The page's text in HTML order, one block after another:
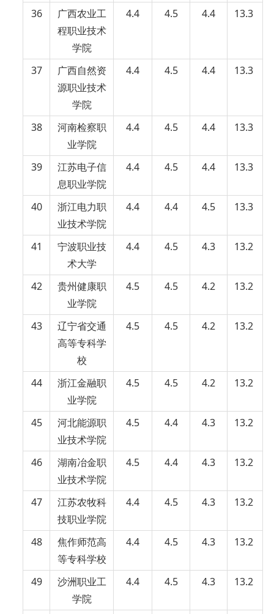
36
广西农业工
程职业技术
学院
4.4 4.5 4.4 13.3
37
广西自然资
源职业技术
学院
4.4 4.5 4.4 13.3
38
河南检察职
业学院
4.4 4.5 4.4 13.3
39
江苏电子信
息职业学院
4.4 4.5 4.4 13.3
40
浙江电力职
业技术学院
4.4 4.4 4.5 13.3
41
宁波职业技
术大学
4.4 4.5 4.3 13.2
42
贵州健康职
业学院
4.5 4.5 4.2 13.2
43
辽宁省交通
高等专科学
校
4.5 4.5 4.2 13.2
44
浙江金融职
业学院
4.5 4.5 4.2 13.2
45
河北能源职
业技术学院
4.5 4.4 4.3 13.2
46
湖南冶金职
业技术学院
4.5 4.4 4.3 13.2
47
江苏农牧科
技职业学院
4.4 4.5 4.3 13.2
48
焦作师范高
等专科学校
4.4 4.5 4.3 13.2
49
沙洲职业工
学院
4.4 4.5 4.3 13.2